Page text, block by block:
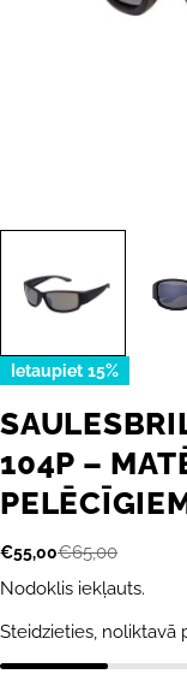
Ietaupiet 15%
104P –
Akcijas
cena
€55,00
Parastā
cena
€65,00
Nodoklis iekļauts.
Steidzieties, noliktavā